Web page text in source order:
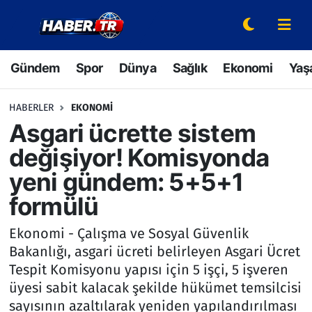
Gündem Spor Dünya Sağlık Ekonomi
HABERLER EKONOMI
Asgari ücrette sistem
değişiyor! Komisyonda
yeni gündem: 5+5+1
formülü
Ekonomi - Çalışma ve Sosyal Güvenlik
Bakanlığı, asgari ücreti belirleyen Asgari Ücret
Tespit Komisyonu yapısı için 5 işçi, 5 işveren
üyesi sabit kalacak şekilde hükümet temsilcisi
sayısının azaltılarak yeniden yapılandırılması
Gündem
Spor
Sağlık
Ekonomi
Yaşam
Hava Durumu
Bilim ve Teknoloji
Hava Durumu
Trafik Durumu
Süper Lig Puan Durumu ve Fikstür
Tüm Manşetler
Son Dakika Haberleri
Haber Arşivi